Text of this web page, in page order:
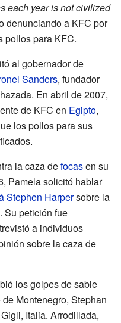
each year is not civilized
denunciando a KFC por
pollos para KFC.
al gobernador de
Sanders, fundador
En abril de 2007,
de KFC en Egipto,
los pollos para sus
la caza defocasen su
Pamela solicitó hablar
Stephen Harpersobre la
Su petición fue
a individuos
sobre la caza de
los golpes de sable
Montenegro, Stephan
Italia. Arrodillada,